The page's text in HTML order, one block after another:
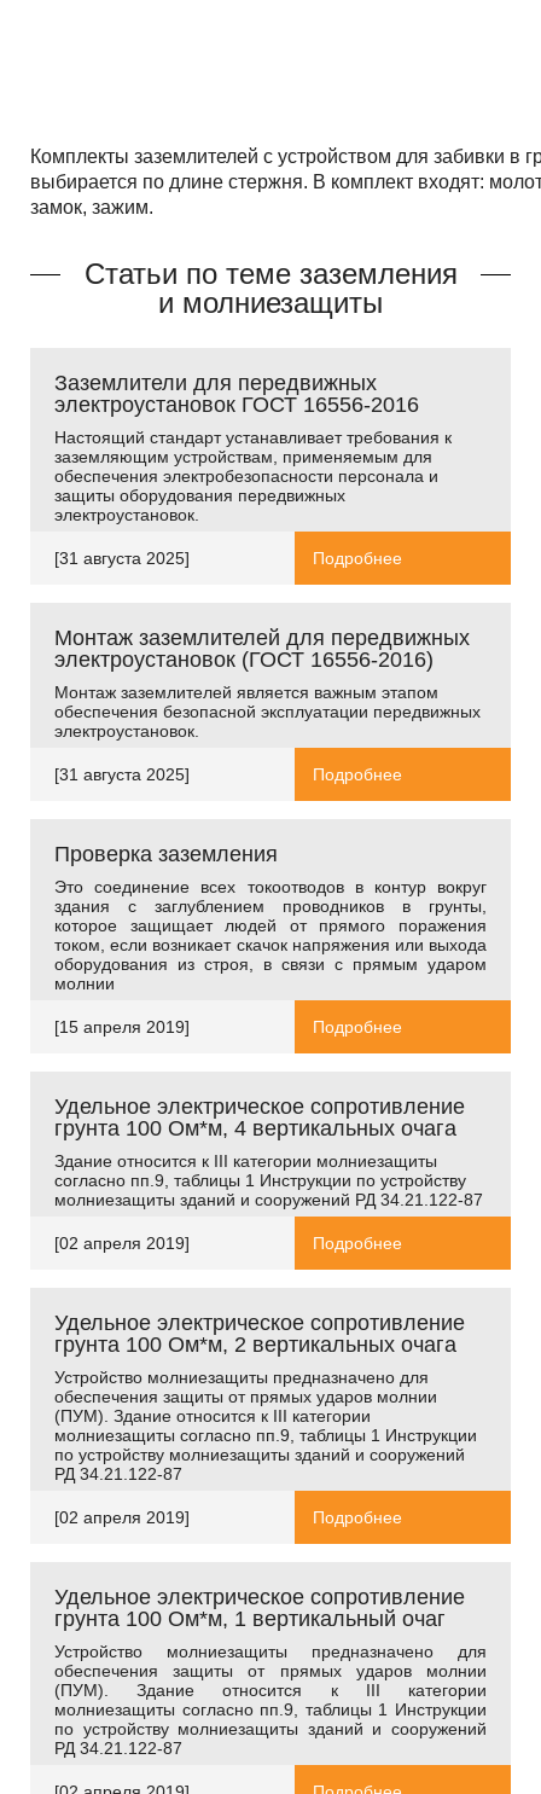
Комплекты заземлителей с устройством для забивки в
выбирается по длине стержня. В комплект входят:
замок, зажим.
Статьи по теме заземления
и молниезащиты
Заземлители для передвижных
электроустановок ГОСТ 16556-2016
Настоящий стандарт устанавливает требования к
заземляющим устройствам, применяемым для
обеспечения электробезопасности персонала и
защиты оборудования передвижных
электроустановок.
[31 августа 2025] Подробнее
Монтаж заземлителей для передвижных
электроустановок (ГОСТ 16556-2016)
Монтаж заземлителей является важным этапом
обеспечения безопасной эксплуатации передвижных
электроустановок.
[31 августа 2025] Подробнее
Проверка заземления
Это соединение всех токоотводов в контур вокруг
здания с заглублением проводников в грунты,
которое защищает людей от прямого поражения
током, если возникает скачок напряжения или выхода
оборудования из строя, в связи с прямым ударом
молнии
[15 апреля 2019] Подробнее
Удельное электрическое сопротивление
грунта 100 Ом*м, 4 вертикальных очага
Здание относится к III категории молниезащиты
согласно пп.9, таблицы 1 Инструкции по устройству
молниезащиты зданий и сооружений РД 34.21.122-87
[02 апреля 2019] Подробнее
Удельное электрическое сопротивление
грунта 100 Ом*м, 2 вертикальных очага
Устройство молниезащиты предназначено для
обеспечения защиты от прямых ударов молнии
(ПУМ). Здание относится к III категории
молниезащиты согласно пп.9, таблицы 1 Инструкции
по устройству молниезащиты зданий и сооружений
РД 34.21.122-87
[02 апреля 2019] Подробнее
Удельное электрическое сопротивление
грунта 100 Ом*м, 1 вертикальный очаг
Устройство молниезащиты предназначено для
обеспечения защиты от прямых ударов молнии
(ПУМ). Здание относится к III категории
молниезащиты согласно пп.9, таблицы 1 Инструкции
по устройству молниезащиты зданий и сооружений
РД 34.21.122-87